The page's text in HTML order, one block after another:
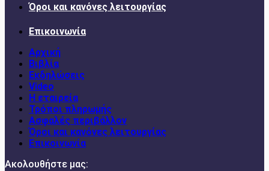
Όροι και κανόνες λειτουργίας
Επικοινωνία
Αρχική
Βιβλία
Εκδηλώσεις
Video
Η εταιρεία
Τρόποι πληρωμής
Ασφαλές περιβάλλον
Όροι και κανόνες λειτουργίας
Επικοινωνία
Ακολουθήστε μας: